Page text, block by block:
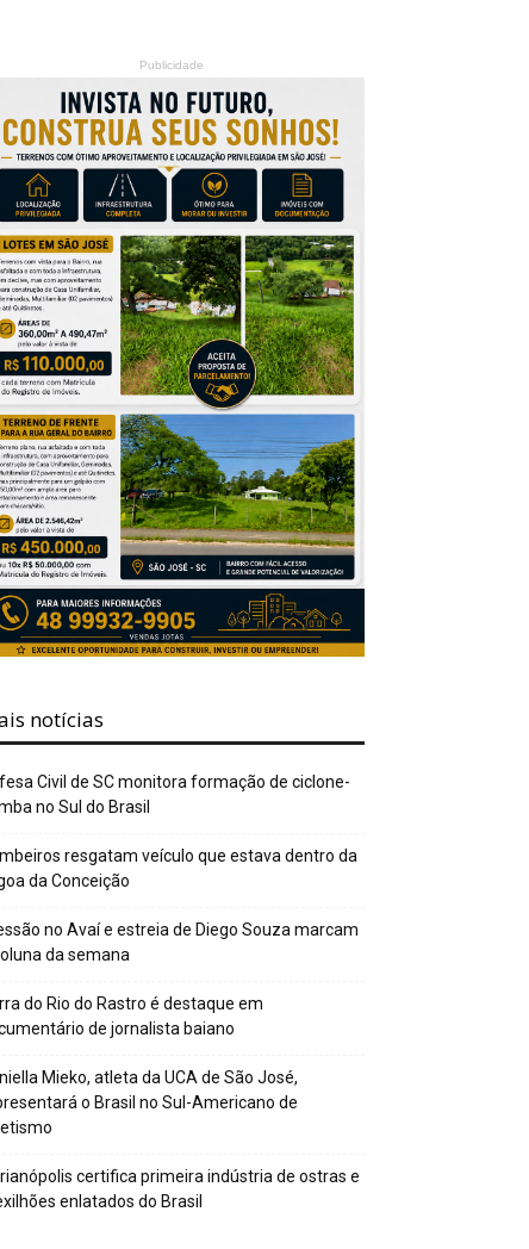
Publicidade
notícias
Civil de SC monitora formação de ciclone-
no Sul do Brasil
resgatam veículo que estava dentro da
da Conceição
no Avaí e estreia de Diego Souza marcam
da semana
do Rio do Rastro é destaque em
de jornalista baiano
Mieko, atleta da UCA de São José,
o Brasil no Sul-Americano de
certifica primeira indústria de ostras e
enlatados do Brasil